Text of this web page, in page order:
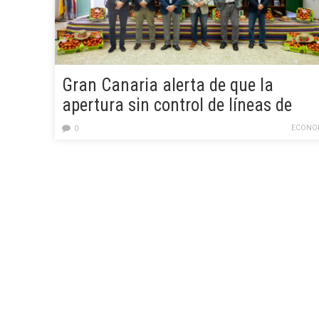
Gran Canaria alerta de que la
apertura sin control de líneas de
transporte con terceros países
0